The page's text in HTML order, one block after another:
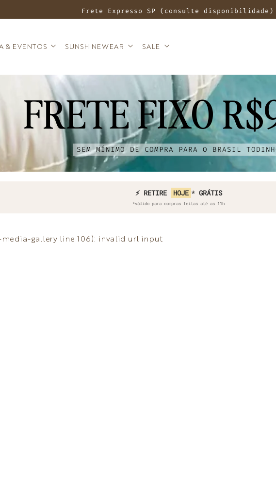
Frete Expresso SP (consulte disponibilidade)
& EVENTOS SUNSHINEWEAR SALE
SEM MÍNIMO DE COMPRA PARA O BRASIL
FRETE FIXO
⚡ COMPRE HOJE E RECEBA AMANHÃ*
⚡ RETIRE HOJE *GRÁTIS
*válido para compras feitas até as 11h
gallery line 106): invalid url input